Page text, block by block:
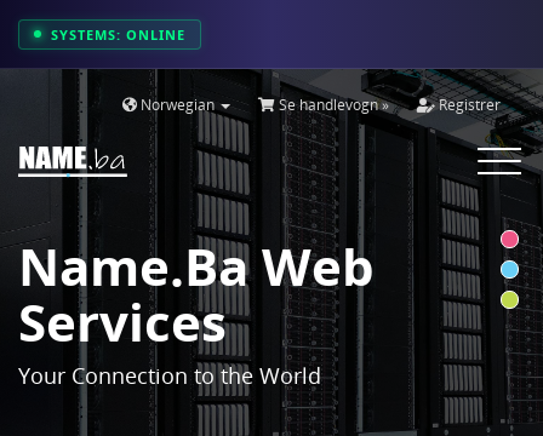
SYSTEMS: ONLINE
Norwegian Se handlevogn » Registrer
Toggle
Name.ba Web
Services
Your Connection to the World